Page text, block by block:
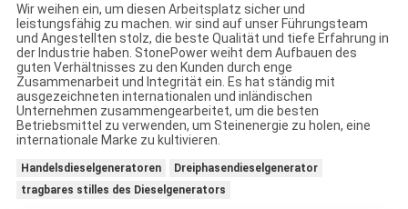
Wir weihen ein, um diesen Arbeitsplatz sicher und
leistungsfähig zu machen. wir sind auf unser Führungsteam
und Angestellten stolz, die beste Qualität und tiefe Erfahrung in
der Industrie haben. StonePower weiht dem Aufbauen des
guten Verhältnisses zu den Kunden durch enge
Zusammenarbeit und Integrität ein. Es hat ständig mit
ausgezeichneten internationalen und inländischen
Unternehmen zusammengearbeitet, um die besten
Betriebsmittel zu verwenden, um Steinenergie zu holen, eine
internationale Marke zu kultivieren.
Handelsdieselgeneratoren
Dreiphasendieselgenerator
tragbares stilles des Dieselgenerators